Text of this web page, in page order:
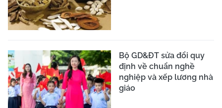
Bộ GD&ĐT sửa đổi quy
định về chuẩn nghề
nghiệp và xếp lương nhà
giáo